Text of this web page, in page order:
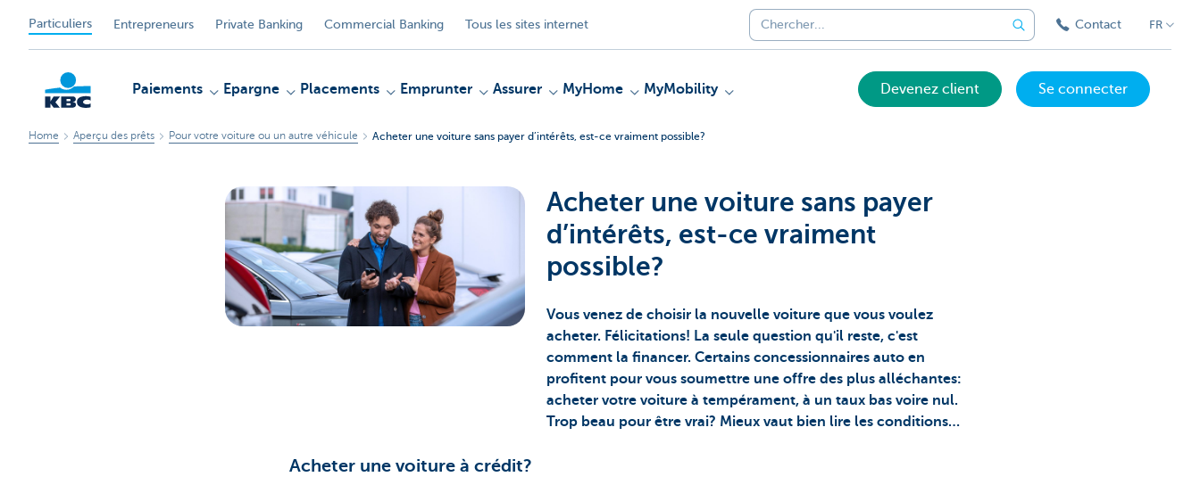
Particuliers Entrepreneurs Private Banking Commercial Banking Tous les sites internet Contact FR
Paiements Epargne Placements Emprunter Assurer MyHome MyMobility Devenez client Se connecter
Home Aperçu des prêts Pour votre voiture ou un autre véhicule Acheter une voiture sans payer d’intérêts, est-ce vraiment possible?
Acheter une voiture sans payer
d’intérêts, est-ce vraiment
possible?
Vous venez de choisir la nouvelle voiture que vous voulez
acheter. Félicitations! La seule question qu'il reste, c'est
comment la financer. Certains concessionnaires auto en
profitent pour vous soumettre une offre des plus alléchantes:
acheter votre voiture à tempérament, à un taux bas voire nul.
Trop beau pour être vrai? Mieux vaut bien lire les conditions…
Acheter une voiture à crédit?